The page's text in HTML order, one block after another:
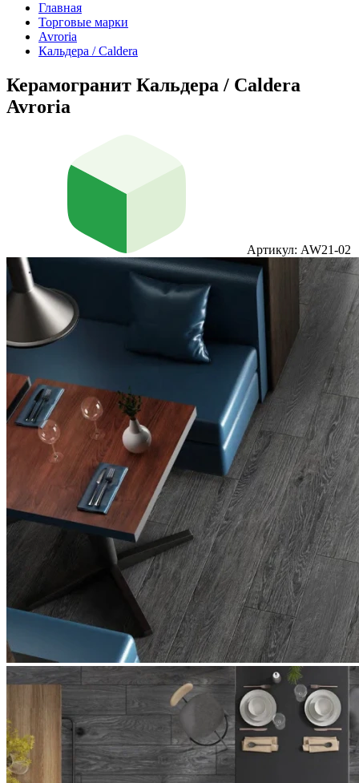
Главная
Торговые марки
Avroria
Кальдера / Caldera
Керамогранит Кальдера / Caldera
Avroria
Артикул: AW21-02